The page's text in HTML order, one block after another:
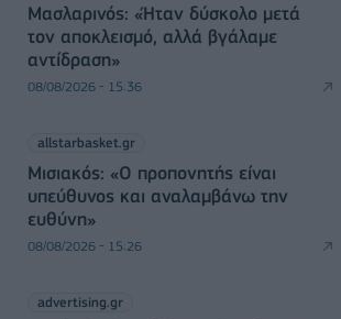
Μασλαρινός: «Ήταν δύσκολο μετά
τον αποκλεισμό, αλλά βγάλαμε
αντίδραση»
08/08/2026 - 15:36
allstarbasket.gr
Μισιακός: «Ο προπονητής είναι
υπεύθυνος και αναλαμβάνω την
ευθύνη»
08/08/2026 - 15:26
advertising.gr